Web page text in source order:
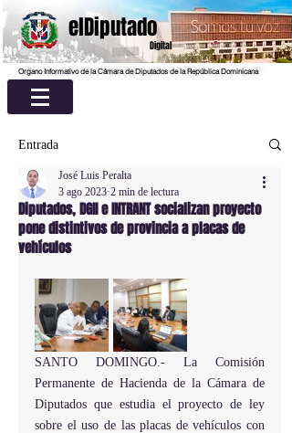
elDiputado
Digital
Organo Informativo de la Cámara de Diputados de la República Dominicana
Entrada
Diputados, DGII e INTRANT socializan proyecto
pone distintivos de provincia a placas de
vehículos
José Luis Peralta
3 ago 2023 2 min de lectura
SANTO DOMINGO.- La Comisión
Permanente de Hacienda de la Cámara de
Diputados que estudia el proyecto de ley
sobre el uso de las placas de vehículos con